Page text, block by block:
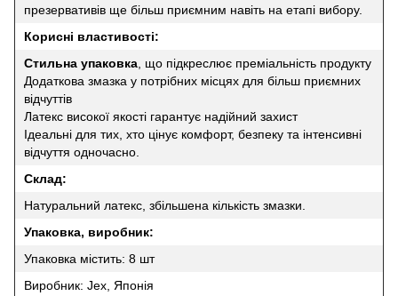
презервативів ще більш приємним навіть на етапі вибору.
Корисні властивості:
Стильна упаковка , що підкреслює преміальність продукту
Додаткова змазка у потрібних місцях для більш приємних
відчуттів
Латекс високої якості гарантує надійний захист
Ідеальні для тих, хто цінує комфорт, безпеку та інтенсивні
відчуття одночасно.
Склад:
Натуральний латекс, збільшена кількість змазки.
Упаковка, виробник:
Упаковка містить: 8 шт
Виробник: Jex, Японія